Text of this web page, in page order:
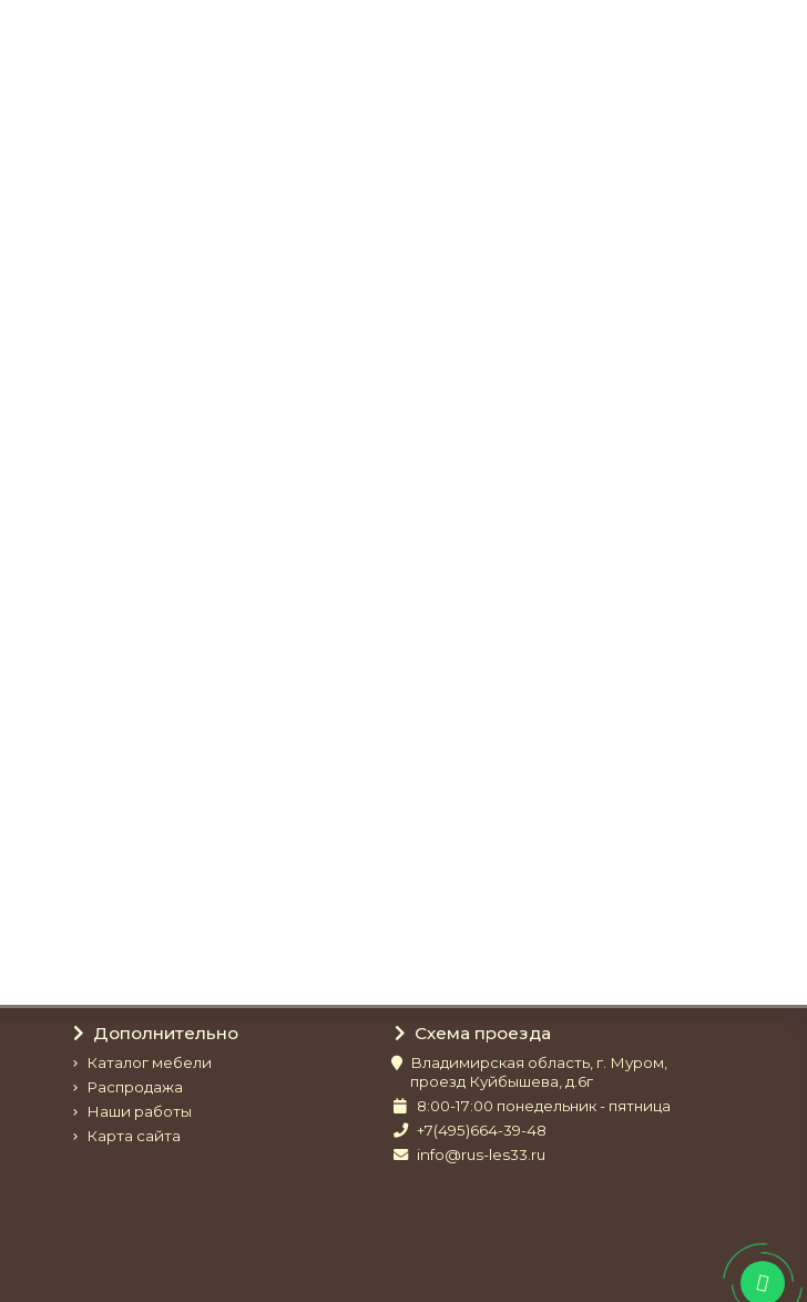
Дополнительно
Каталог мебели
Распродажа
Наши работы
Карта сайта
Схема проезда
Владимирская область, г. Муром,
проезд Куйбышева, д.6г
8:00-17:00 понедельник - пятница
+7(495)664-39-48
info@rus-les33.ru